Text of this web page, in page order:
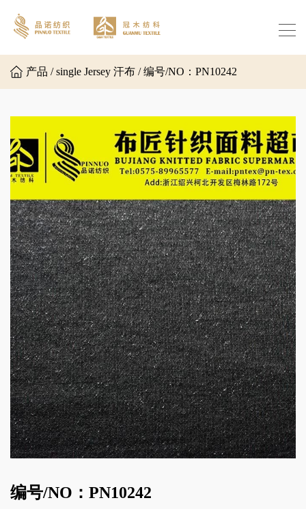
产品 / single Jersey 汗布 / 编号/NO：PN10242
编号/NO：PN10242